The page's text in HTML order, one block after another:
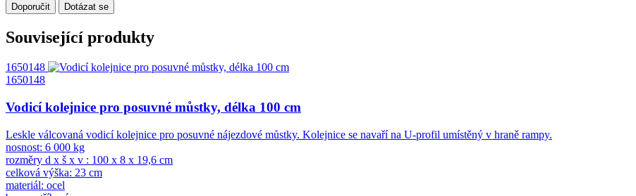
Doporučit Dotázat se
Související produkty
1650148
1650148
Vodicí kolejnice pro posuvné můstky, délka 100 cm
Leskle válcovaná vodicí kolejnice pro posuvné nájezdové můstky. Kolejnice se navaří na U-profil umístěný v hraně rampy.
nosnost: 6 000 kg
rozměry d x š x v : 100 x 8 x 19,6 cm
celková výška: 23 cm
materiál: ocel